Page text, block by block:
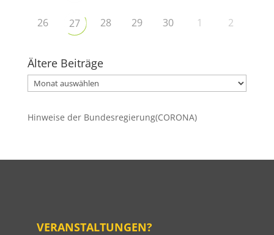
26 27 28 29 30 1 2
Ältere Beiträge
Ältere
Beiträge
Hinweise der Bundesregierung(CORONA)
VERANSTALTUNGEN?